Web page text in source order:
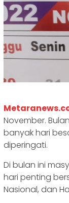
November.
banyak hari
diperingati.
Di bulan ini
hari penting
Nasional, dan